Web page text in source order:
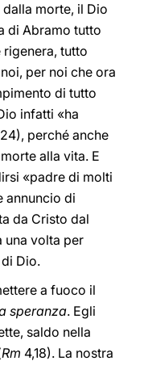
morte, il Dio
di Abramo tutto
rigenera, tutto
per noi che ora
di tutto
infatti «ha
perché anche
alla vita. E
«padre di molti
annuncio di
da Cristo dal
una volta per
Dio.
a fuoco il
speranza. Egli
saldo nella
Rm 4,18). La nostra